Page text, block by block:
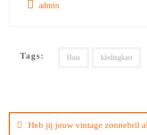
admin
Tags: Huis kledingkast
navigatie
Heb jij jouw vintage zonnebril